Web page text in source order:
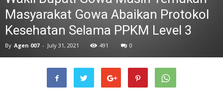
Masyarakat Gowa Abaikan Protokol
Kesehatan Selama PPKM Level 3
By Agen 007 - July 31, 2021 491 0